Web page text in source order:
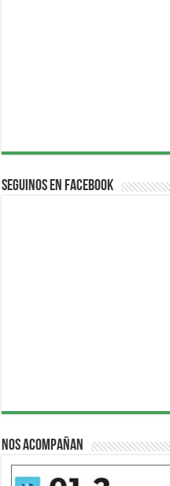
Seguinos en Facebook
Nos acompañan